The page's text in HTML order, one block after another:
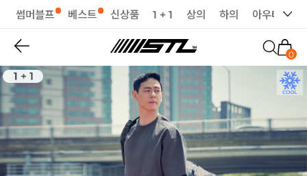
썸머블프 베스트 신상품 1 + 1 상의 하의 아우터
0